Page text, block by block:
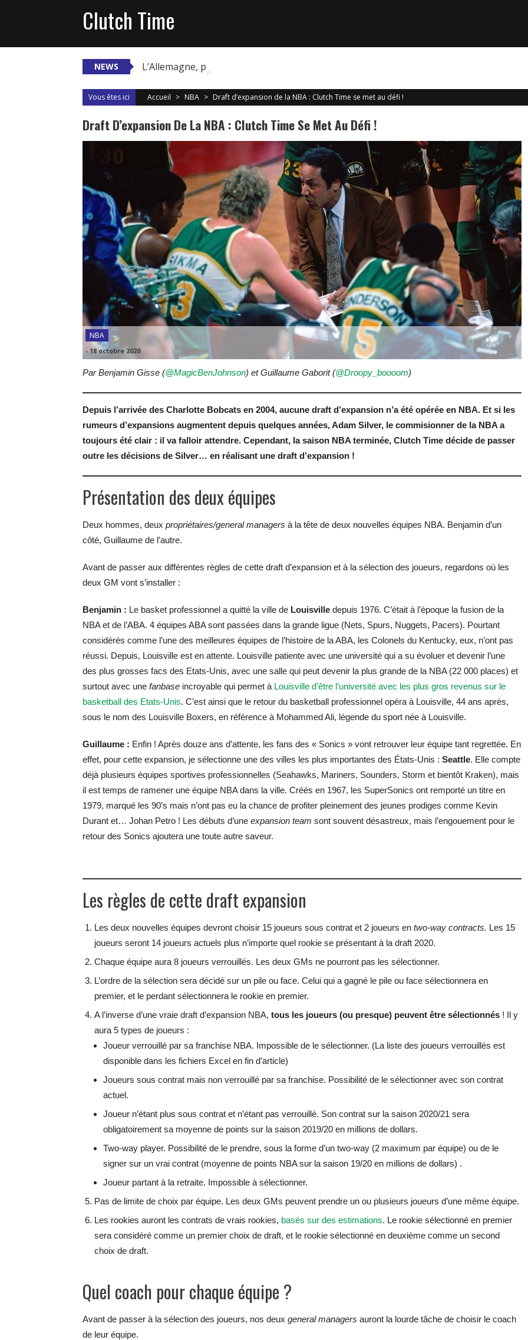
Clutch Time
NEWS L’Allemagne, passeport pour la finale olympique
Vous êtes ici Accueil > NBA > Draft d’expansion de la NBA : Clutch Time se met au défi !
Draft D’expansion De La NBA : Clutch Time Se Met Au Défi !
NBA
-18 octobre 2020
Par Benjamin Gisse (@MagicBenJohnson) et Guillaume Gaborit (@Droopy_boooom)
Depuis l’arrivée des Charlotte Bobcats en 2004, aucune draft d’expansion n’a été opérée en NBA. Et si les
rumeurs d’expansions augmentent depuis quelques années, Adam Silver, le commisionner de la NBA a
toujours été clair : il va falloir attendre. Cependant, la saison NBA terminée, Clutch Time décide de passer
outre les décisions de Silver… en réalisant une draft d’expansion !
Présentation des deux équipes
Deux hommes, deux propriétaires/general managers à la tête de deux nouvelles équipes NBA. Benjamin d’un
côté, Guillaume de l’autre.
Avant de passer aux différentes règles de cette draft d’expansion et à la sélection des joueurs, regardons où les
deux GM vont s’installer :
Benjamin : Le basket professionnel a quitté la ville de Louisville depuis 1976. C’était à l’époque la fusion de la
NBA et de l’ABA. 4 équipes ABA sont passées dans la grande ligue (Nets, Spurs, Nuggets, Pacers). Pourtant
considérés comme l’une des meilleures équipes de l’histoire de la ABA, les Colonels du Kentucky, eux, n’ont pas
réussi. Depuis, Louisville est en attente. Louisville patiente avec une université qui a su évoluer et devenir l’une
des plus grosses facs des Etats-Unis, avec une salle qui peut devenir la plus grande de la NBA (22 000 places) et
surtout avec une fanbase incroyable qui permet à Louisville d’être l’université avec les plus gros revenus sur le
basketball des Etats-Unis. C’est ainsi que le retour du basketball professionnel opéra à Louisville, 44 ans après,
sous le nom des Louisville Boxers, en référence à Mohammed Ali, légende du sport née à Louisville.
Guillaume : Enfin ! Après douze ans d’attente, les fans des « Sonics » vont retrouver leur équipe tant regrettée. En
effet, pour cette expansion, je sélectionne une des villes les plus importantes des États-Unis : Seattle. Elle compte
déjà plusieurs équipes sportives professionnelles (Seahawks, Mariners, Sounders, Storm et bientôt Kraken), mais
il est temps de ramener une équipe NBA dans la ville. Créés en 1967, les SuperSonics ont remporté un titre en
1979, marqué les 90’s mais n’ont pas eu la chance de profiter pleinement des jeunes prodiges comme Kevin
Durant et… Johan Petro ! Les débuts d’une expansion team sont souvent désastreux, mais l’engouement pour le
retour des Sonics ajoutera une toute autre saveur.
Les règles de cette draft expansion
Les deux nouvelles équipes devront choisir 15 joueurs sous contrat et 2 joueurs en two-way contracts. Les 15
joueurs seront 14 joueurs actuels plus n’importe quel rookie se présentant à la draft 2020.
Chaque équipe aura 8 joueurs verrouillés. Les deux GMs ne pourront pas les sélectionner.
L’ordre de la sélection sera décidé sur un pile ou face. Celui qui a gagné le pile ou face sélectionnera en
premier, et le perdant sélectionnera le rookie en premier.
A l’inverse d’une vraie draft d’expansion NBA, tous les joueurs (ou presque) peuvent être sélectionnés ! Il y
aura 5 types de joueurs :
Joueur verrouillé par sa franchise NBA. Impossible de le sélectionner. (La liste des joueurs verrouillés est
disponible dans les fichiers Excel en fin d’article)
Joueurs sous contrat mais non verrouillé par sa franchise. Possibilité de le sélectionner avec son contrat
actuel.
Joueur n’étant plus sous contrat et n’étant pas verrouillé. Son contrat sur la saison 2020/21 sera
obligatoirement sa moyenne de points sur la saison 2019/20 en millions de dollars.
Two-way player. Possibilité de le prendre, sous la forme d’un two-way (2 maximum par équipe) ou de le
signer sur un vrai contrat (moyenne de points NBA sur la saison 19/20 en millions de dollars) .
Joueur partant à la retraite. Impossible à sélectionner.
Pas de limite de choix par équipe. Les deux GMs peuvent prendre un ou plusieurs joueurs d’une même équipe.
Les rookies auront les contrats de vrais rookies, basés sur des estimations. Le rookie sélectionné en premier
sera considéré comme un premier choix de draft, et le rookie sélectionné en deuxième comme un second
choix de draft.
Quel coach pour chaque équipe ?
Avant de passer à la sélection des joueurs, nos deux general managers auront la lourde tâche de choisir le coach
de leur équipe.